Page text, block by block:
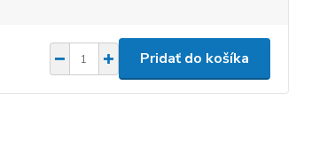
Pridať do košíka